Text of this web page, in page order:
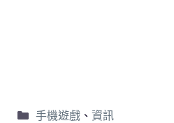
手機遊戲、 資訊